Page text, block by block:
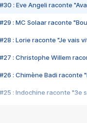
#30 : Eve Angeli raconte
#29 : MC Solaar raconte
#28 : Lorie raconte "Je vais
#27 : Christophe Willem
#26 : Chimène Badi raconte
#25 : Indochine raconte "3e